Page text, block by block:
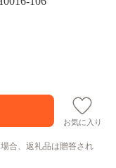
お気に入り
合、返礼品は贈答され